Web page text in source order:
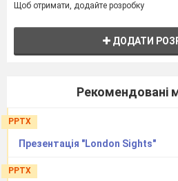
Щоб отримати, додайте розробку
ДОДАТИ
Рекомендовані
PPTX
Презентація "London Sights"
PPTX